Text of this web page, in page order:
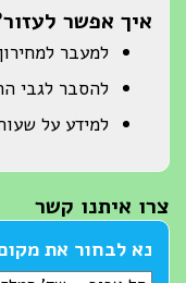
איך אפשר
למעבר
להסבר לגבי
למידע על
צרו איתנו קשר
נא לבחור את